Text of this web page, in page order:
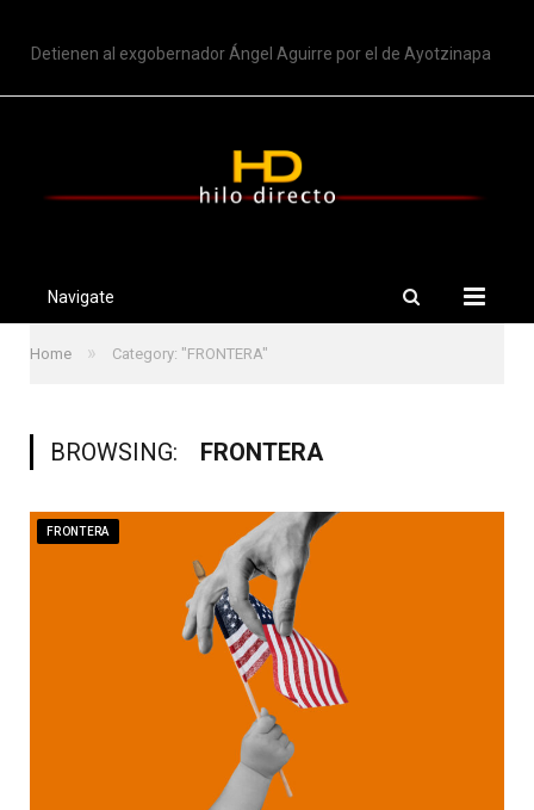
Detienen al exgobernador Ángel Aguirre por el de Ayotzinapa
Navigate
Home » Category: "FRONTERA"
BROWSING: FRONTERA
FRONTERA